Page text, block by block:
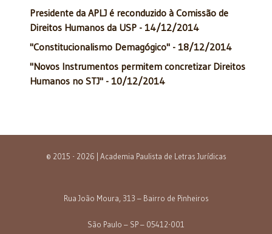
Presidente da APLJ é reconduzido à Comissão de
Direitos Humanos da USP - 14/12/2014
"Constitucionalismo Demagógico" - 18/12/2014
"Novos Instrumentos permitem concretizar Direitos
Humanos no STJ" - 10/12/2014
© 2015 - 2026 | Academia Paulista de Letras Jurídicas
Rua João Moura, 313 – Bairro de Pinheiros
São Paulo – SP – 05412-001